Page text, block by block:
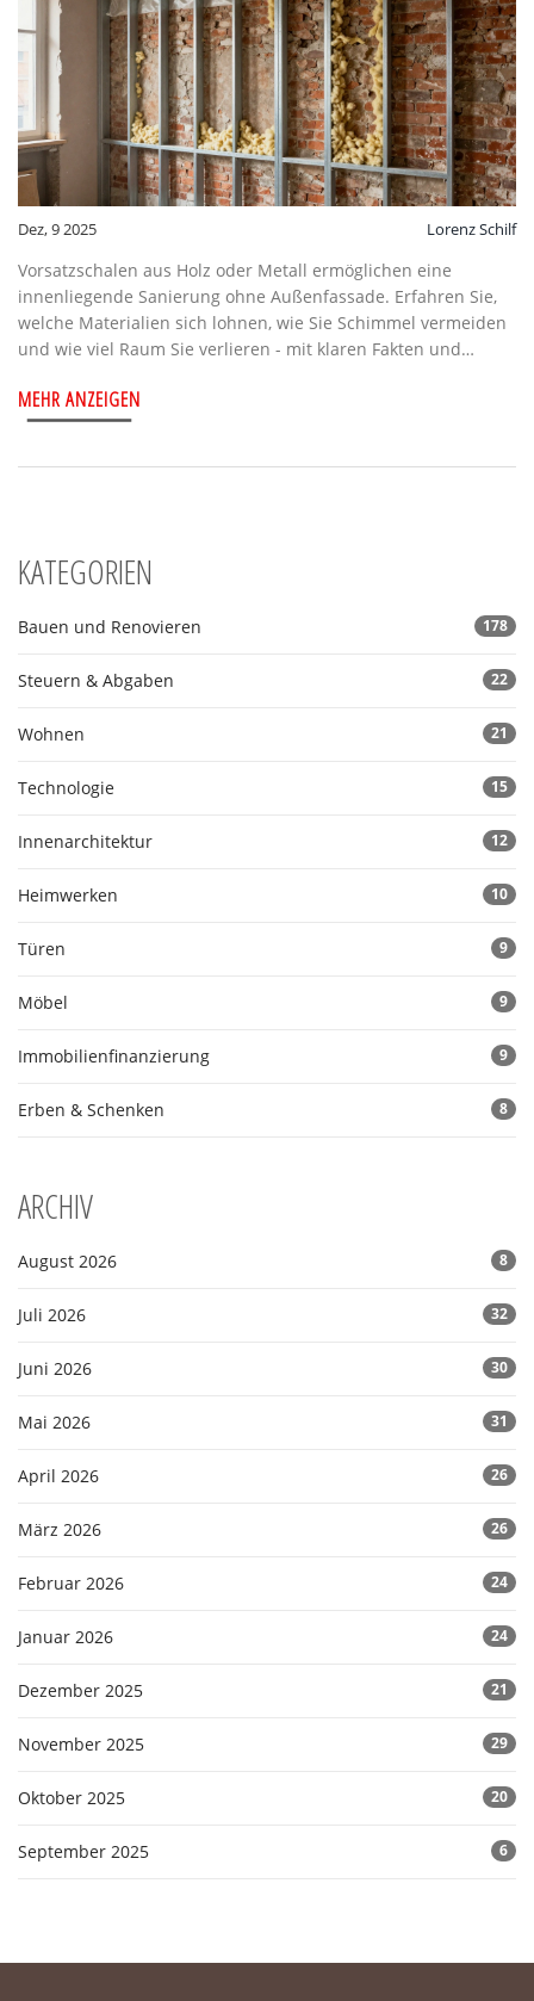
Dez, 9 2025 Lorenz Schilf
Vorsatzschalen aus Holz oder Metall ermöglichen eine
innenliegende Sanierung ohne Außenfassade. Erfahren Sie,
welche Materialien sich lohnen, wie Sie Schimmel vermeiden
und wie viel Raum Sie verlieren - mit klaren Fakten und
MEHR ANZEIGEN
KATEGORIEN
Bauen und Renovieren 178
Steuern & Abgaben 22
Wohnen 21
Technologie 15
Innenarchitektur 12
Heimwerken 10
Türen 9
Möbel 9
Immobilienfinanzierung 9
Erben & Schenken 8
ARCHIV
August 2026 8
Juli 2026 32
Juni 2026 30
Mai 2026 31
April 2026 26
März 2026 26
Februar 2026 24
Januar 2026 24
Dezember 2025 21
November 2025 29
Oktober 2025 20
September 2025 6